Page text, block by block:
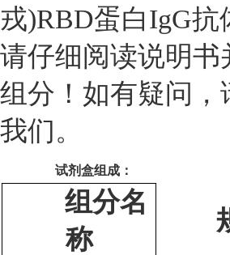
戎)RBD蛋白IgG抗
请仔细阅读说明书
组分！如有疑问，
我们。
试剂盒组成：
组分名
称